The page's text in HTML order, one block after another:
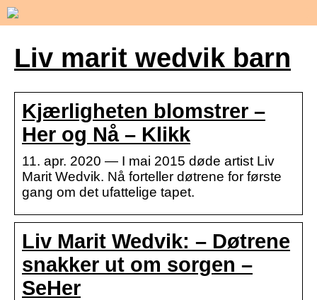
Liv marit wedvik barn
Kjærligheten blomstrer –
Her og Nå – Klikk
11. apr. 2020 — I mai 2015 døde artist Liv
Marit Wedvik. Nå forteller døtrene for første
gang om det ufattelige tapet.
Liv Marit Wedvik: – Døtrene
snakker ut om sorgen –
SeHer